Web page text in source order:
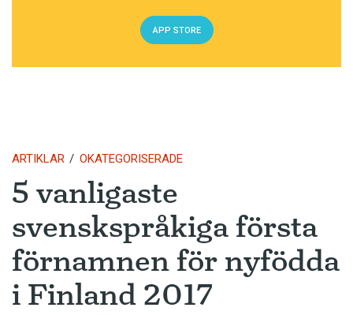
APP STORE
ARTIKLAR OKATEGORISERADE
5 vanligaste
svenskspråkiga första
förnamnen för nyfödda
i Finland 2017